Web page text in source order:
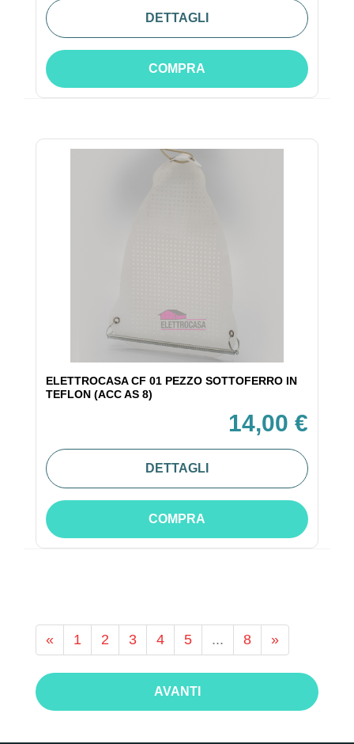
DETTAGLI
COMPRA
ELETTROCASA CF 01 PEZZO SOTTOFERRO IN
TEFLON (ACC AS 8)
14,00 €
DETTAGLI
COMPRA
« 1 2 3 4 5 ... 8 »
AVANTI